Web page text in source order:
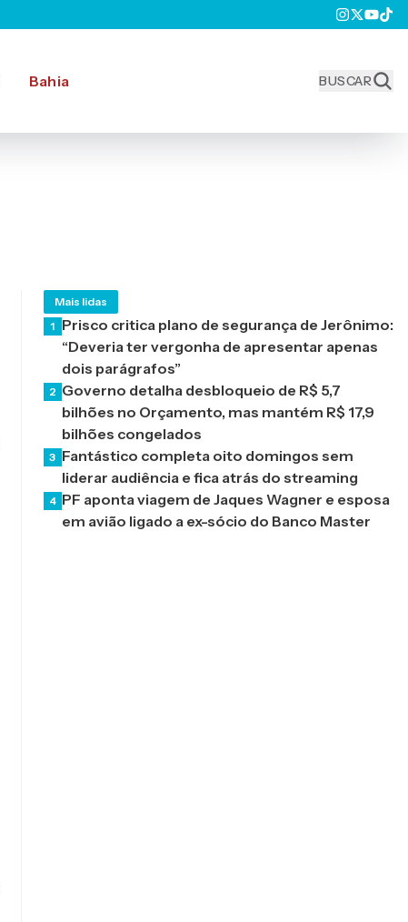
Bahia BUSCAR
Mais lidas
1 Prisco critica plano de segurança de Jerônimo:
“Deveria ter vergonha de apresentar apenas
dois parágrafos”
2 Governo detalha desbloqueio de R$ 5,7
bilhões no Orçamento, mas mantém R$ 17,9
bilhões congelados
3 Fantástico completa oito domingos sem
liderar audiência e fica atrás do streaming
4 PF aponta viagem de Jaques Wagner e esposa
em avião ligado a ex-sócio do Banco Master